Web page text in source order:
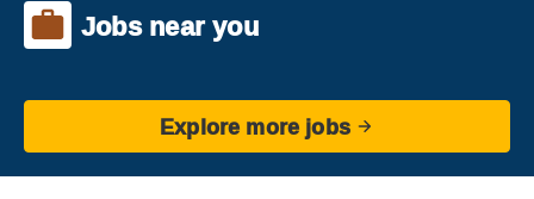
Jobs near you
Explore more jobs